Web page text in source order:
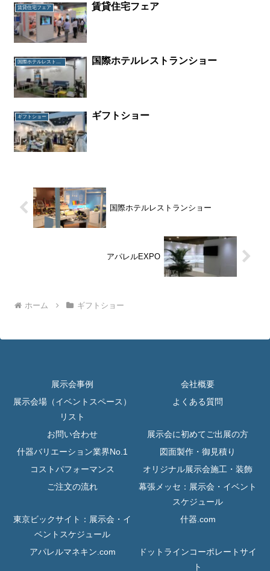
賃貸住宅フェア 賃貸住宅フェア
国際ホテルレストランショー 国際ホテルレストランショー
ギフトショー ギフトショー
国際ホテルレストランショー
アパレルEXPO
ホーム ギフトショー
展示会事例
会社概要
展示会場（イベントスペース）
リスト
よくある質問
お問い合わせ
展示会に初めてご出展の方
什器バリエーション業界No.1
図面製作・御見積り
コストパフォーマンス
オリジナル展示会施工・装飾
ご注文の流れ
幕張メッセ：展示会・イベント
スケジュール
東京ビックサイト：展示会・イ
ベントスケジュール
什器.com
アパレルマネキン.com
ドットラインコーポレートサイ
ト